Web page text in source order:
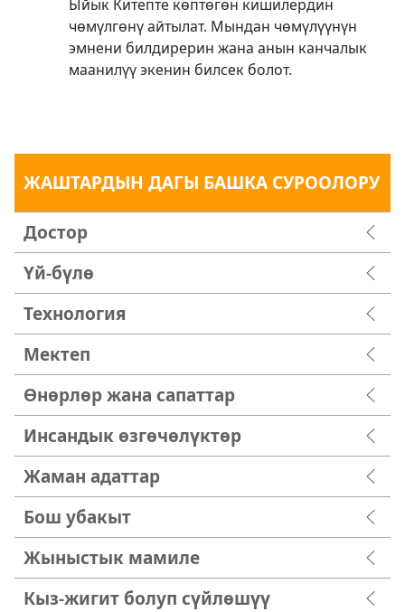
Ыйык Китепте көптөгөн кишилердин
чөмүлгөнү айтылат. Мындан чөмүлүүнүн
эмнени билдирерин жана анын канчалык
маанилүү экенин билсек болот.
ЖАШТАРДЫН ДАГЫ БАШКА СУРООЛОРУ
Достор
Үй-бүлө
Технология
Мектеп
Өнөрлөр жана сапаттар
Инсандык өзгөчөлүктөр
Жаман адаттар
Бош убакыт
Жыныстык мамиле
Кыз-жигит болуп сүйлөшүү